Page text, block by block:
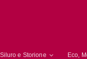
Siluro e Storione Eco,